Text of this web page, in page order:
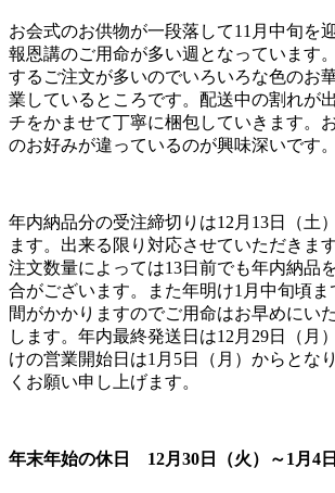
お会式のお供物が一段落して11月中旬を
報恩講のご用命が多い週となっています
するご注文が多いのでいろいろな色のお
業しているところです。配送中の割れが
チをかませて丁寧に梱包していきます。
のお好みが違っているのが興味深いです。
年内納品分の受注締切りは12月13日（土
ます。出来る限り対応させていただきま
注文数量によっては13日前でも年内納品
合がございます。また年明け1月中旬頃
間がかかりますのでご用命はお早めにい
します。年内最終発送日は12月29日（月
けの営業開始日は1月5日（月）からとな
くお願い申し上げます。
年末年始の休日 12月30日（火）～1月4日